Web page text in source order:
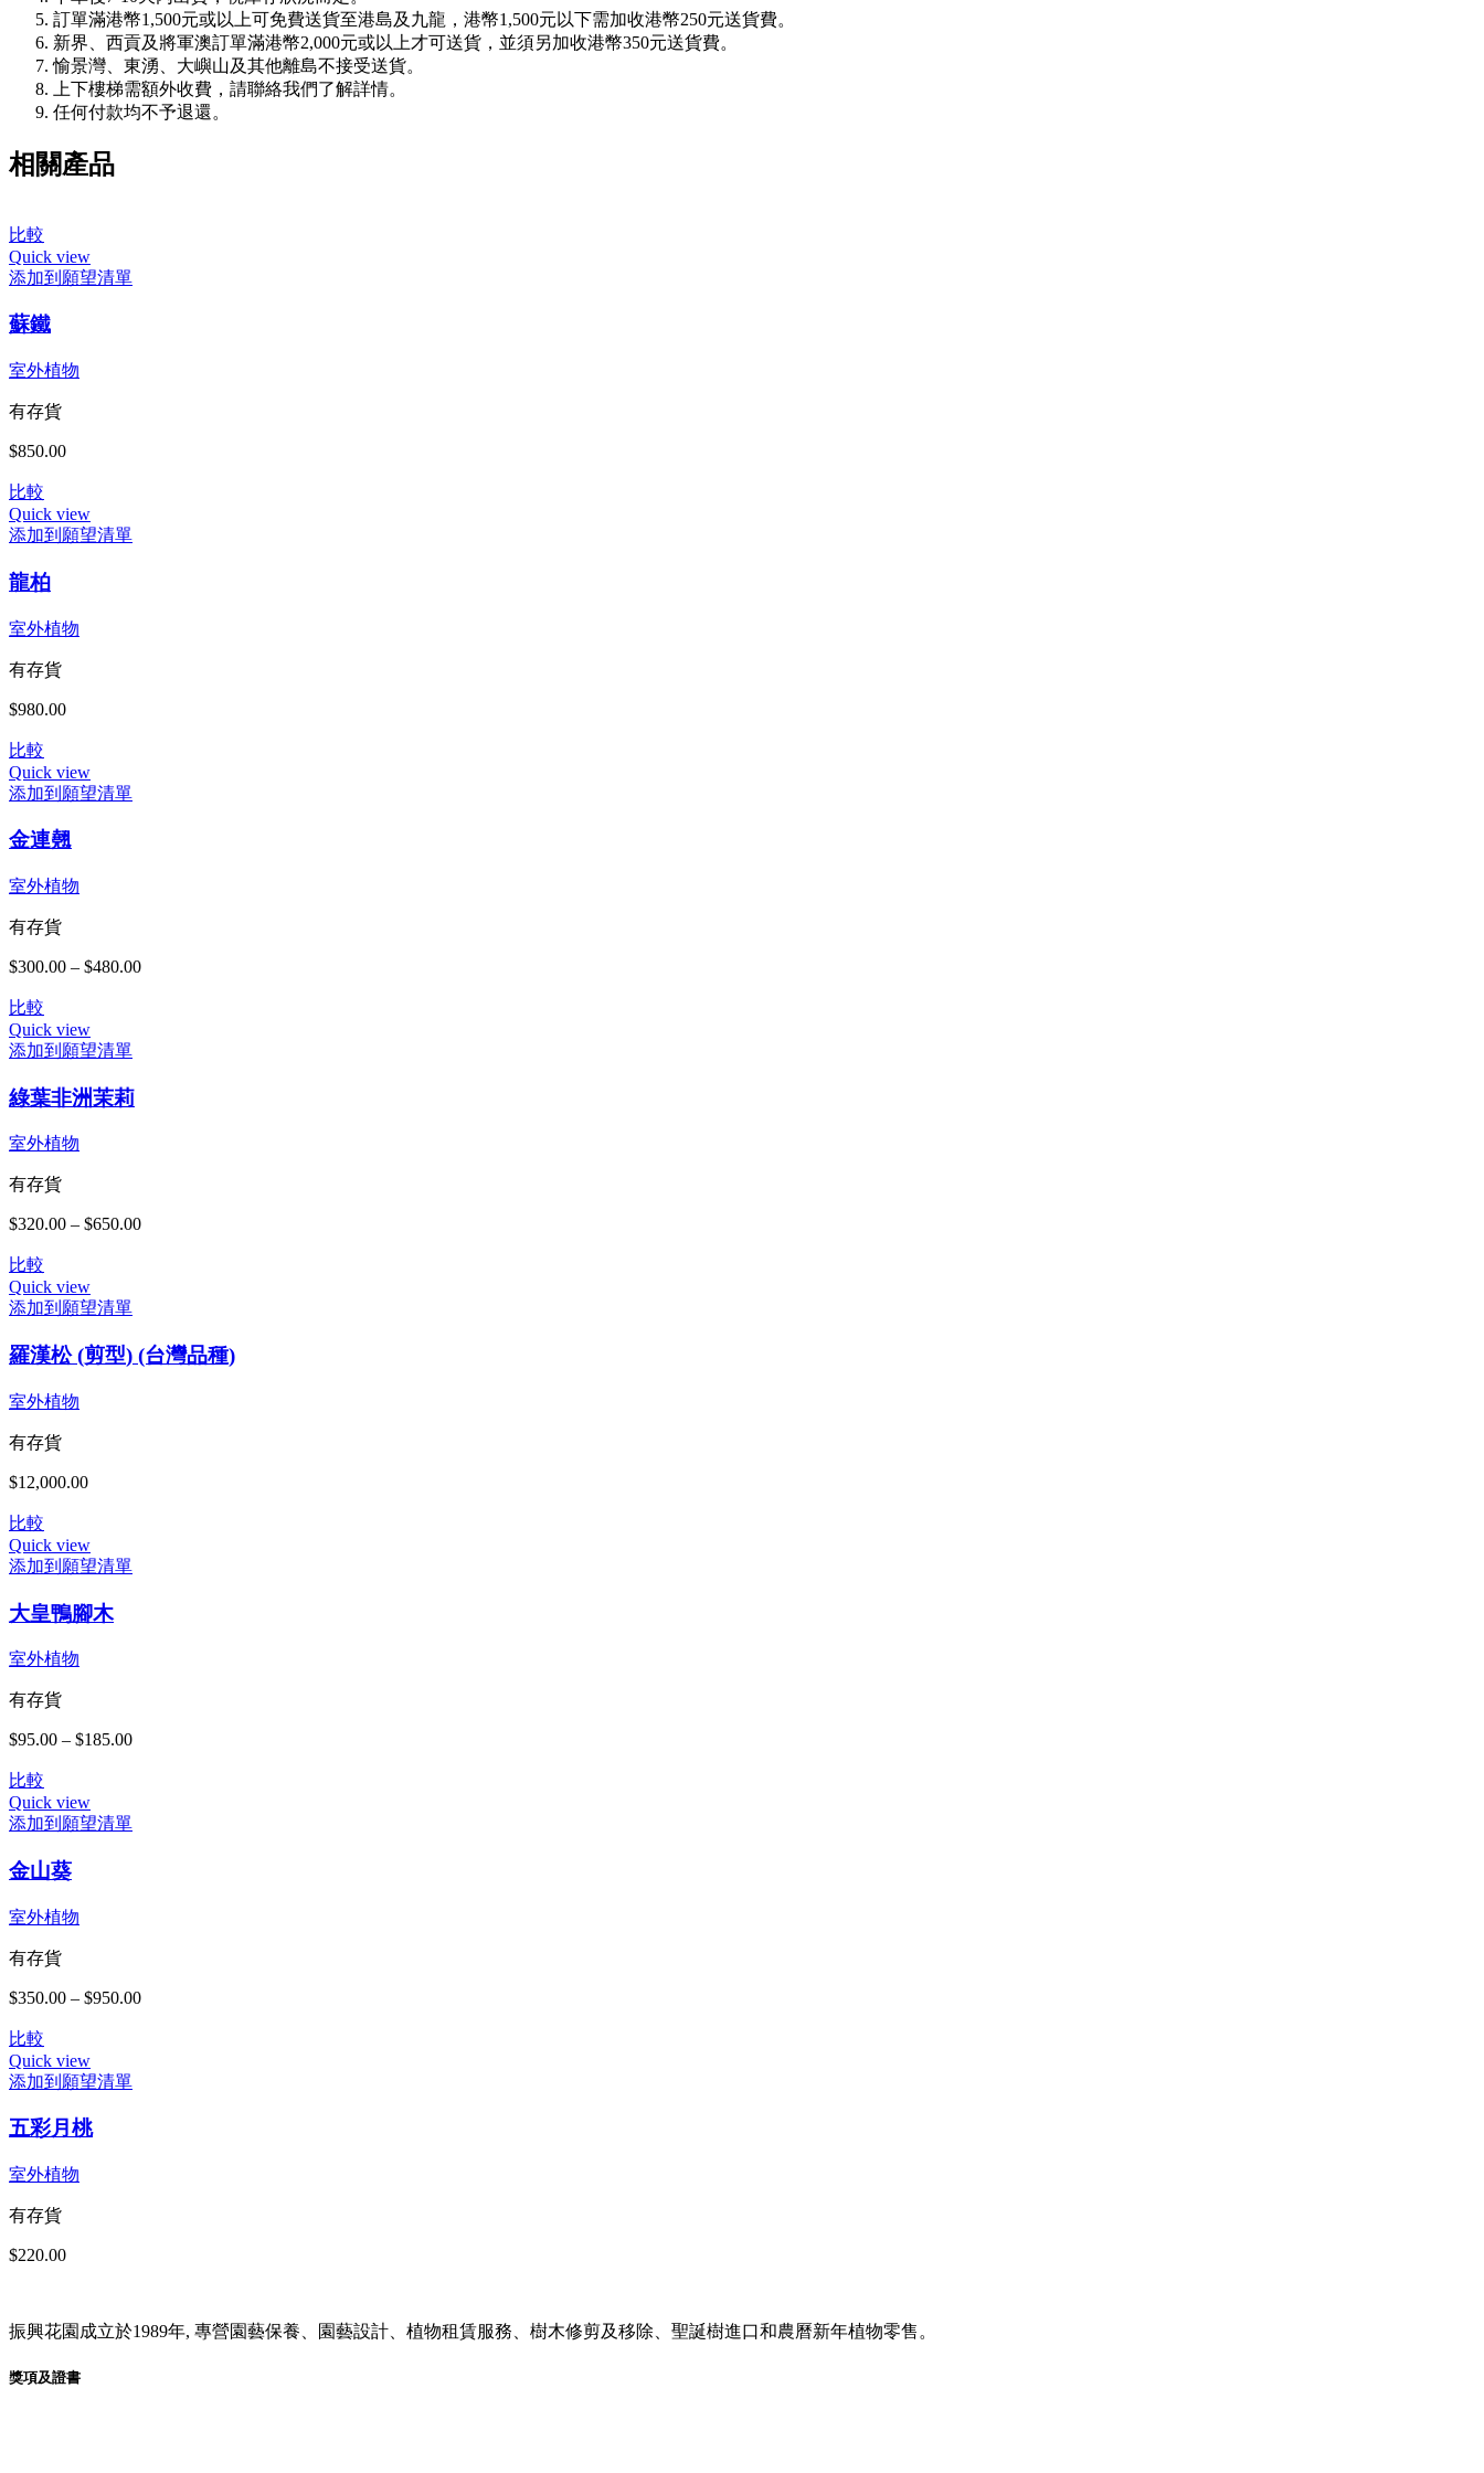
訂單滿港幣1,500元或以上可免費送貨至港島及九龍，港幣1,500元以下需加收港幣250元送貨費。
新界、西貢及將軍澳訂單滿港幣2,000元或以上才可送貨，並須另加收港幣350元送貨費。
愉景灣、東湧、大嶼山及其他離島不接受送貨。
上下樓梯需額外收費，請聯絡我們了解詳情。
任何付款均不予退還。
相關產品
比較
Quick view
添加到願望清單
蘇鐵
室外植物
有存貨
$850.00
比較
Quick view
添加到願望清單
龍柏
室外植物
有存貨
$980.00
比較
Quick view
添加到願望清單
產
有
種
式。
可
在
產
頁
選
選
金連翹
室外植物
有存貨
$300.00 – $480.00價
比較
Quick view
添加到願望清單
產
有
種
式。
可
在
產
頁
選
選
綠葉非洲茉莉
室外植物
有存貨
$320.00 – $650.00價
$650.00
比較
Quick view
添加到願望清單
羅漢松 (剪型) (台灣品種)
室外植物
有存貨
$12,000.00
比較
Quick view
添加到願望清單
產
有
種
式。
可
在
產
頁
選
選
大皇鴨腳木
室外植物
有存貨
$95.00 – $185.00價
$95.00
比較
Quick view
添加到願望清單
產
有
種
式。
可
在
產
頁
選
選
金山葵
室外植物
有存貨
$350.00 – $950.00價
比較
Quick view
添加到願望清單
五彩月桃
室外植物
有存貨
$220.00
振興花園成立於1989年, 專營園藝保養、園藝設計、植物租賃服務、樹木修剪及移除、聖誕樹進口和農曆新年植物零售。
獎項及證書